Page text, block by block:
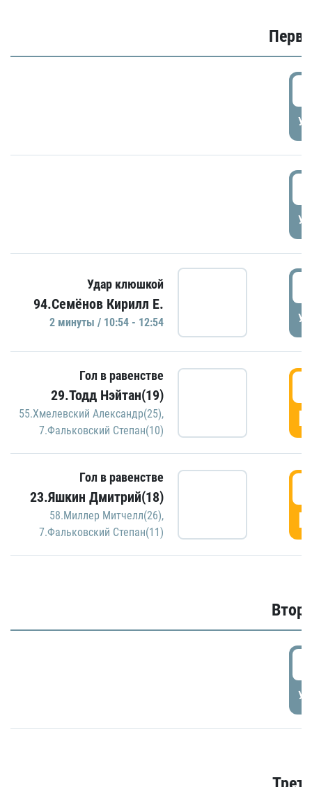
Удар клюшкой
94.Семёнов Кирилл Е.
2 минуты / 10:54 - 12:54
Гол в равенстве
29.Тодд Нэйтан(19)
55.Хмелевский Александр(25),
7.Фальковский Степан(10)
Гол в равенстве
23.Яшкин Дмитрий(18)
58.Миллер Митчелл(26),
7.Фальковский Степан(11)